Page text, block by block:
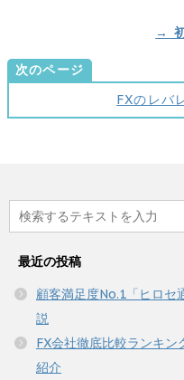
→
次のページ
FXのレバ
最近の投稿
顧客満足度No.1「ヒロセ
説
FX会社徹底比較ランキ
紹介